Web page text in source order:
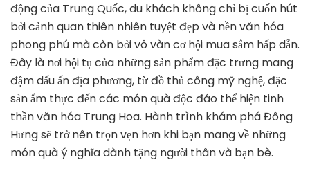
Mua
Quà
Tặng
Khi
Đến
Đông
Hưng
–
Trung
Quốc
động của Trung Quốc, du khách không chỉ bị cuốn hút
bởi cảnh quan thiên nhiên tuyệt đẹp và nền văn hóa
phong phú mà còn bởi vô vàn cơ hội mua sắm hấp dẫn.
Đây là nơi hội tụ của những sản phẩm đặc trưng mang
đậm dấu ấn địa phương, từ đồ thủ công mỹ nghệ, đặc
sản ẩm thực đến các món quà độc đáo thể hiện tinh
thần văn hóa Trung Hoa. Hành trình khám phá Đông
Hưng sẽ trở nên trọn vẹn hơn khi bạn mang về những
món quà ý nghĩa dành tặng người thân và bạn bè.